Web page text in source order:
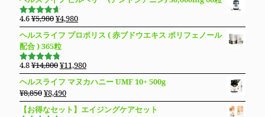
¥27,600
で
し
た。
は
¥19,800
で
す。
価
格
は
¥13,800
で
し
た。
の
格
は
す。
5段階で
4.63の評
価
4.6¥5,980元
の
価
格
は
¥5,980
で
し
た。
¥4,980現
在
の
格
は
¥4,980
す。
ヘルスライフ プロポリス ( 赤ブドウエキス ポリフェノール
配合 ) 365粒
5段階で
4.76の評
価
4.8¥14,800元
の
価
格
は
¥11,980現
在
の
格
ヘルスライフ マヌカハニー UMF 10+ 500g
¥8,850元
の
価
¥8,490現
在
の
【お得なセット】エイジングケアセット